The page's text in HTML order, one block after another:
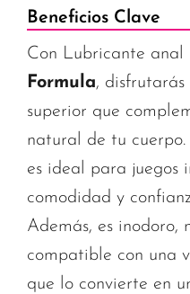
Beneficios Clave
Con Lubricante anal
Formula,
superior que
natural de tu cuerpo.
es ideal para juegos
comodidad y
Además, es
compatible con una
que lo convierte en